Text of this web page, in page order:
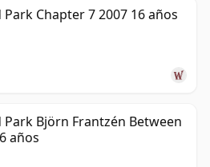
Chapter 7 2007 16 años
Park Björn Frantzén Between
años